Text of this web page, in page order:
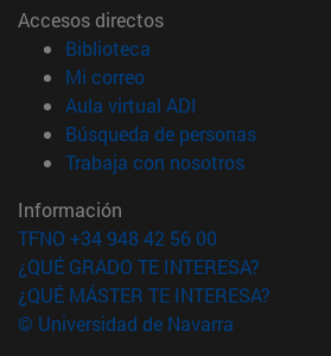
Accesos directos
Biblioteca
Mi correo(abre en nueva
Aula virtual ADI
Búsqueda de personas(abre en
Trabaja con nosotros(abre en
Información
TFNO +34 948 42 56 00
¿QUÉ GRADO TE INTERESA?
¿QUÉ MÁSTER TE INTERESA?
© Universidad de Navarra